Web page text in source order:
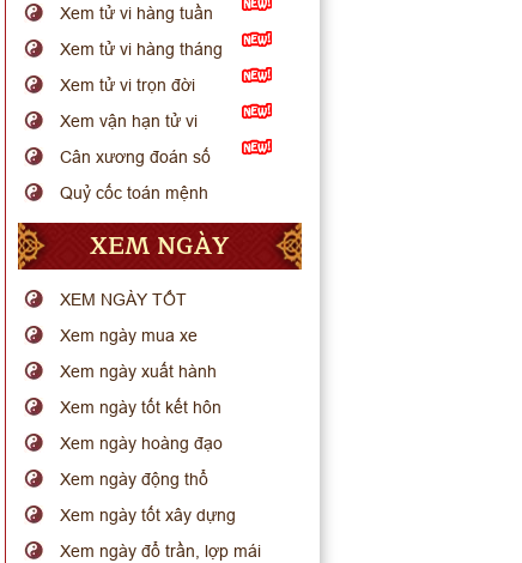
Xem tử vi hàng tuần
Xem tử vi hàng tháng
Xem tử vi trọn đời
Xem vận hạn tử vi
Cân xương đoán số
Quỷ cốc toán mệnh
XEM NGÀY
XEM NGÀY TỐT
Xem ngày mua xe
Xem ngày xuất hành
Xem ngày tốt kết hôn
Xem ngày hoàng đạo
Xem ngày động thổ
Xem ngày tốt xây dựng
Xem ngày đổ trần, lợp mái